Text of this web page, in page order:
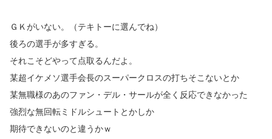
ＧＫがいない。（テキトーに選んでね）
後ろの選手が多すぎる。
それこそどやって点取るんだよ。
某超イケメソ選手会長のスーパークロスの打ちそこないとか
某無職様のあのファン・デル・サールが全く反応できなかった
強烈な無回転ミドルシュートとかしか
期待できないのと違うかｗ